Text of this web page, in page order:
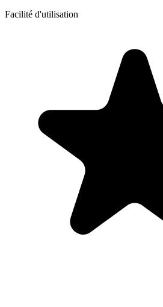
Facilité d'utilisation